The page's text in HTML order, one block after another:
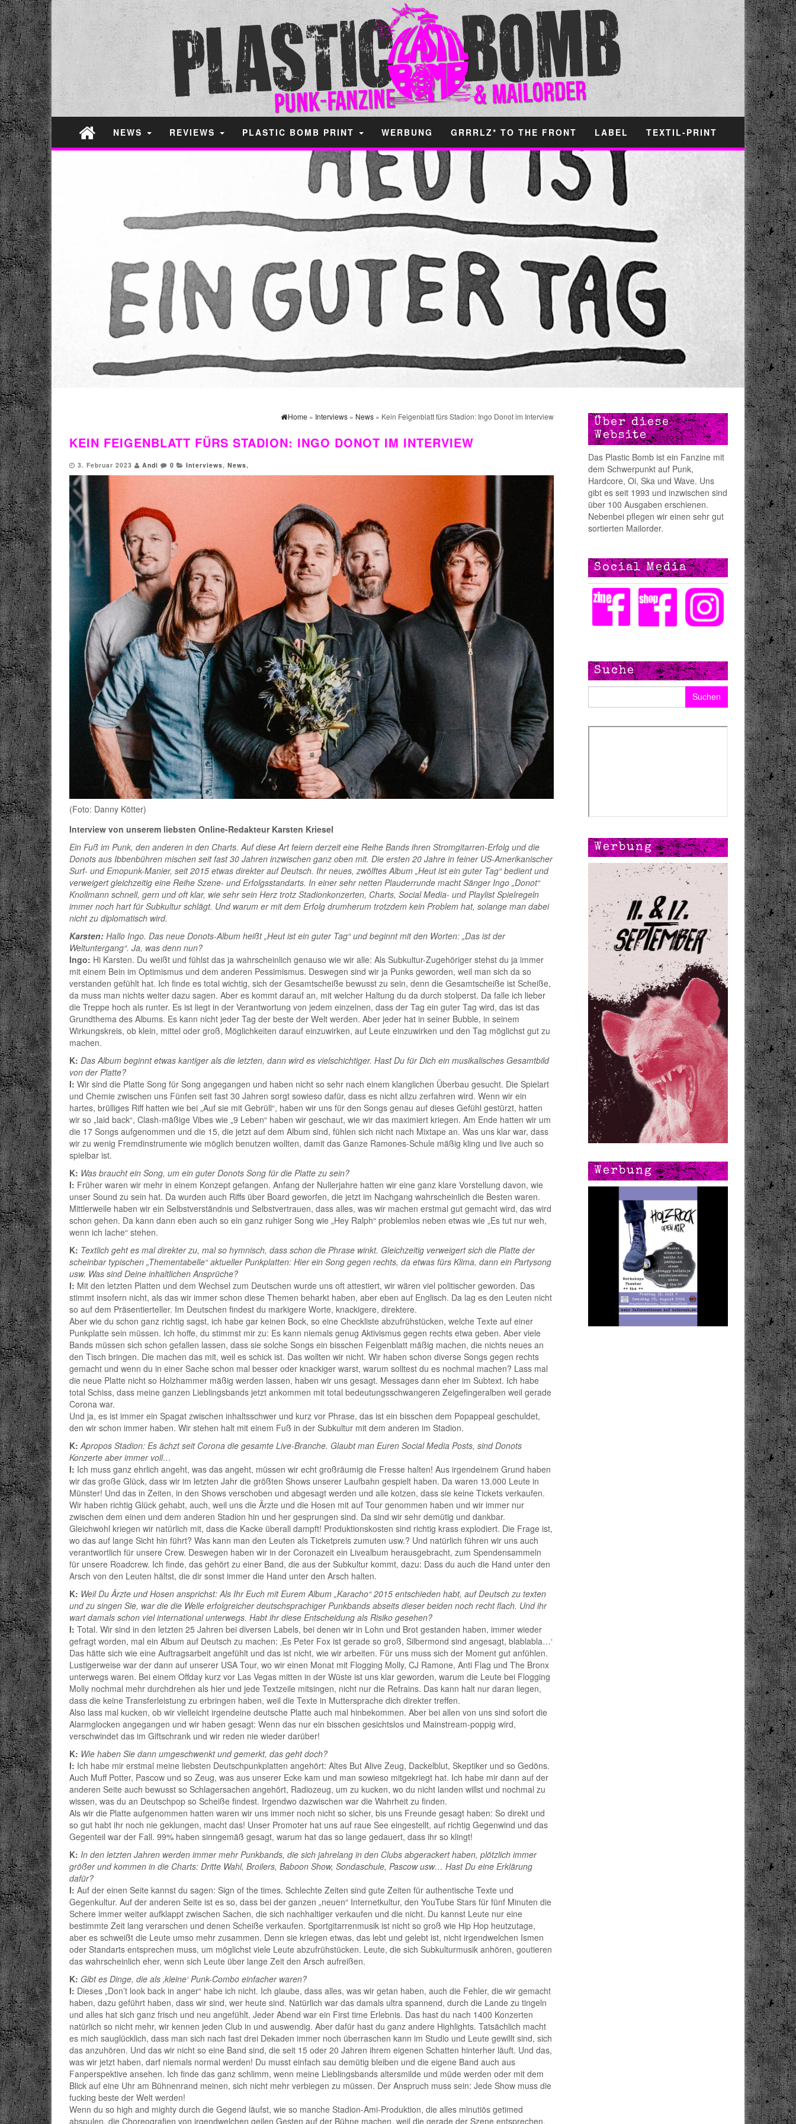
NEWS REVIEWS PLASTIC BOMB PRINT WERBUNG GRRRLZ* TO THE FRONT LABEL TEXTIL-PRINT
Home » Interviews» News» Kein Feigenblatt fürs Stadion: Ingo Donot im Interview
KEIN FEIGENBLATT FÜRS STADION: INGO DONOT IM INTERVIEW
3. Februar 2023 Andi 0 Interviews, News,
(Foto: Danny Kötter)
Interview von unserem liebsten Online-Redakteur Karsten Kriesel
Ein Fuß im Punk, den anderen in den Charts. Auf diese Art feiern derzeit eine Reihe Bands ihren Stromgitarren-Erfolg und die
Donots aus Ibbenbühren mischen seit fast 30 Jahren inzwischen ganz oben mit. Die ersten 20 Jahre in feiner US-Amerikanischer
Surf- und Emopunk-Manier, seit 2015 etwas direkter auf Deutsch. Ihr neues, zwölftes Album „Heut ist ein guter Tag“ bedient und
verweigert gleichzeitig eine Reihe Szene- und Erfolgsstandarts. In einer sehr netten Plauderrunde macht Sänger Ingo „Donot“
Knollmann schnell, gern und oft klar, wie sehr sein Herz trotz Stadionkonzerten, Charts, Social Media- und Playlist Spielregeln
immer noch hart für Subkultur schlägt. Und warum er mit dem Erfolg drumherum trotzdem kein Problem hat, solange man dabei
nicht zu diplomatisch wird.
Karsten: Hallo Ingo. Das neue Donots-Album heißt „Heut ist ein guter Tag“ und beginnt mit den Worten: „Das ist der
Weltuntergang“. Ja, was denn nun?
Ingo: Hi Karsten. Du weißt und fühlst das ja wahrscheinlich genauso wie wir alle: Als Subkultur-Zugehöriger stehst du ja immer
mit einem Bein im Optimismus und dem anderen Pessimismus. Deswegen sind wir ja Punks geworden, weil man sich da so
verstanden gefühlt hat. Ich finde es total wichtig, sich der Gesamtscheiße bewusst zu sein, denn die Gesamtscheiße ist Scheiße,
da muss man nichts weiter dazu sagen. Aber es kommt darauf an, mit welcher Haltung du da durch stolperst. Da falle ich lieber
die Treppe hoch als runter. Es ist liegt in der Verantwortung von jedem einzelnen, dass der Tag ein guter Tag wird, das ist das
Grundthema des Albums. Es kann nicht jeder Tag der beste der Welt werden. Aber jeder hat in seiner Bubble, in seinem
Wirkungskreis, ob klein, mittel oder groß, Möglichkeiten darauf einzuwirken, auf Leute einzuwirken und den Tag möglichst gut zu
machen.
K: Das Album beginnt etwas kantiger als die letzten, dann wird es vielschichtiger. Hast Du für Dich ein musikalisches Gesamtbild
von der Platte?
I: Wir sind die Platte Song für Song angegangen und haben nicht so sehr nach einem klanglichen Überbau gesucht. Die Spielart
und Chemie zwischen uns Fünfen seit fast 30 Jahren sorgt sowieso dafür, dass es nicht allzu zerfahren wird. Wenn wir ein
hartes, brülliges Riff hatten wie bei „Auf sie mit Gebrüll“, haben wir uns für den Songs genau auf dieses Gefühl gestürzt, hatten
wir so „laid back“, Clash-mäßige Vibes wie „9 Leben“ haben wir geschaut, wie wir das maximiert kriegen. Am Ende hatten wir um
die 17 Songs aufgenommen und die 15, die jetzt auf dem Album sind, fühlen sich nicht nach Mixtape an. Was uns klar war, dass
wir zu wenig Fremdinstrumente wie möglich benutzen wollten, damit das Ganze Ramones-Schule mäßig kling und live auch so
spielbar ist.
K: Was braucht ein Song, um ein guter Donots Song für die Platte zu sein?
I: Früher waren wir mehr in einem Konzept gefangen. Anfang der Nullerjahre hatten wir eine ganz klare Vorstellung davon, wie
unser Sound zu sein hat. Da wurden auch Riffs über Board geworfen, die jetzt im Nachgang wahrscheinlich die Besten waren.
Mittlerweile haben wir ein Selbstverständnis und Selbstvertrauen, dass alles, was wir machen erstmal gut gemacht wird, das wird
schon gehen. Da kann dann eben auch so ein ganz ruhiger Song wie „Hey Ralph“ problemlos neben etwas wie „Es tut nur weh,
wenn ich lache“ stehen.
K: Textlich geht es mal direkter zu, mal so hymnisch, dass schon die Phrase winkt. Gleichzeitig verweigert sich die Platte der
scheinbar typischen „Thementabelle“ aktueller Punkplatten: Hier ein Song gegen rechts, da etwas fürs Klima, dann ein Partysong
usw. Was sind Deine inhaltlichen Ansprüche?
I: Mit den letzten Platten und dem Wechsel zum Deutschen wurde uns oft attestiert, wir wären viel politischer geworden. Das
stimmt insofern nicht, als das wir immer schon diese Themen beharkt haben, aber eben auf Englisch. Da lag es den Leuten nicht
so auf dem Präsentierteller. Im Deutschen findest du markigere Worte, knackigere, direktere.
Aber wie du schon ganz richtig sagst, ich habe gar keinen Bock, so eine Checkliste abzufrühstücken, welche Texte auf einer
Punkplatte sein müssen. Ich hoffe, du stimmst mir zu: Es kann niemals genug Aktivismus gegen rechts etwa geben. Aber viele
Bands müssen sich schon gefallen lassen, dass sie solche Songs ein bisschen Feigenblatt mäßig machen, die nichts neues an
den Tisch bringen. Die machen das mit, weil es schick ist. Das wollten wir nicht. Wir haben schon diverse Songs gegen rechts
gemacht und wenn du in einer Sache schon mal besser oder knackiger warst, warum solltest du es nochmal machen? Lass mal
die neue Platte nicht so Holzhammer mäßig werden lassen, haben wir uns gesagt. Messages dann eher im Subtext. Ich habe
total Schiss, dass meine ganzen Lieblingsbands jetzt ankommen mit total bedeutungsschwangeren Zeigefingeralben weil gerade
Corona war.
Und ja, es ist immer ein Spagat zwischen inhaltsschwer und kurz vor Phrase, das ist ein bisschen dem Popappeal geschuldet,
den wir schon immer haben. Wir stehen halt mit einem Fuß in der Subkultur mit dem anderen im Stadion.
K:Apropos Stadion: Es ächzt seit Corona die gesamte Live-Branche. Glaubt man Euren Social Media Posts, sind Donots
Konzerte aber immer voll…
I: Ich muss ganz ehrlich angeht, was das angeht, müssen wir echt großräumig die Fresse halten! Aus irgendeinem Grund haben
wir das große Glück, dass wir im letzten Jahr die größten Shows unserer Laufbahn gespielt haben. Da waren 13.000 Leute in
Münster! Und das in Zeiten, in den Shows verschoben und abgesagt werden und alle kotzen, dass sie keine Tickets verkaufen.
Wir haben richtig Glück gehabt, auch, weil uns die Ärzte und die Hosen mit auf Tour genommen haben und wir immer nur
zwischen dem einen und dem anderen Stadion hin und her gesprungen sind. Da sind wir sehr demütig und dankbar.
Gleichwohl kriegen wir natürlich mit, dass die Kacke überall dampft! Produktionskosten sind richtig krass explodiert. Die Frage ist,
wo das auf lange Sicht hin führt? Was kann man den Leuten als Ticketpreis zumuten usw.? Und natürlich führen wir uns auch
verantwortlich für unsere Crew. Deswegen haben wir in der Coronazeit ein Livealbum herausgebracht, zum Spendensammeln
für unsere Roadcrew. Ich finde, das gehört zu einer Band, die aus der Subkultur kommt, dazu: Dass du auch die Hand unter den
Arsch von den Leuten hältst, die dir sonst immer die Hand unter den Arsch halten.
K: Weil Du Ärzte und Hosen ansprichst: Als Ihr Euch mit Eurem Album „Karacho“ 2015 entschieden habt, auf Deutsch zu texten
und zu singen Sie, war die die Welle erfolgreicher deutschsprachiger Punkbands abseits dieser beiden noch recht flach. Und ihr
wart damals schon viel international unterwegs. Habt ihr diese Entscheidung als Risiko gesehen?
I: Total. Wir sind in den letzten 25 Jahren bei diversen Labels, bei denen wir in Lohn und Brot gestanden haben, immer wieder
gefragt worden, mal ein Album auf Deutsch zu machen: ‚Es Peter Fox ist gerade so groß, Silbermond sind angesagt, blablabla…‘
Das hätte sich wie eine Auftragsarbeit angefühlt und das ist nicht, wie wir arbeiten. Für uns muss sich der Moment gut anfühlen.
Lustigerweise war der dann auf unserer USA Tour, wo wir einen Monat mit Flogging Molly, CJ Ramone, Anti Flag und The Bronx
unterwegs waren. Bei einem Offday kurz vor Las Vegas mitten in der Wüste ist uns klar geworden, warum die Leute bei Flogging
Molly nochmal mehr durchdrehen als hier und jede Textzeile mitsingen, nicht nur die Refrains. Das kann halt nur daran liegen,
dass die keine Transferleistung zu erbringen haben, weil die Texte in Muttersprache dich direkter treffen.
Also lass mal kucken, ob wir vielleicht irgendeine deutsche Platte auch mal hinbekommen. Aber bei allen von uns sind sofort die
Alarmglocken angegangen und wir haben gesagt: Wenn das nur ein bisschen gesichtslos und Mainstream-poppig wird,
verschwindet das im Giftschrank und wir reden nie wieder darüber!
K: Wie haben Sie dann umgeschwenkt und gemerkt, das geht doch?
I: Ich habe mir erstmal meine liebsten Deutschpunkplatten angehört: Altes But Alive Zeug, Dackelblut, Skeptiker und so Gedöns.
Auch Muff Potter, Pascow und so Zeug, was aus unserer Ecke kam und man sowieso mitgekriegt hat. Ich habe mir dann auf der
anderen Seite auch bewusst so Schlagersachen angehört, Radiozeug, um zu kucken, wo du nicht landen willst und nochmal zu
wissen, was du an Deutschpop so Scheiße findest. Irgendwo dazwischen war die Wahrheit zu finden.
Als wir die Platte aufgenommen hatten waren wir uns immer noch nicht so sicher, bis uns Freunde gesagt haben: So direkt und
so gut habt ihr noch nie geklungen, macht das! Unser Promoter hat uns auf raue See eingestellt, auf richtig Gegenwind und das
Gegenteil war der Fall. 99% haben sinngemäß gesagt, warum hat das so lange gedauert, dass ihr so klingt!
K: In den letzten Jahren werden immer mehr Punkbands, die sich jahrelang in den Clubs abgerackert haben, plötzlich immer
größer und kommen in die Charts: Dritte Wahl, Broilers, Baboon Show, Sondaschule, Pascow usw… Hast Du eine Erklärung
dafür?
I: Auf der einen Seite kannst du sagen: Sign of the times. Schlechte Zeiten sind gute Zeiten für authentische Texte und
Gegenkultur. Auf der anderen Seite ist es so, dass bei der ganzen „neuen“ Internetkultur, den YouTube Stars für fünf Minuten die
Schere immer weiter aufklappt zwischen Sachen, die sich nachhaltiger verkaufen und die nicht. Du kannst Leute nur eine
bestimmte Zeit lang verarschen und denen Scheiße verkaufen. Sportgitarrenmusik ist nicht so groß wie Hip Hop heutzutage,
aber es schweißt die Leute umso mehr zusammen. Denn sie kriegen etwas, das lebt und gelebt ist, nicht irgendwelchen Ismen
oder Standarts entsprechen muss, um möglichst viele Leute abzufrühstücken. Leute, die sich Subkulturmusik anhören, goutieren
das wahrscheinlich eher, wenn sich Leute über lange Zeit den Arsch aufreißen.
K: Gibt es Dinge, die als ‚kleine‘ Punk-Combo einfacher waren?
I: Dieses „Don’t look back in anger“ habe ich nicht. Ich glaube, dass alles, was wir getan haben, auch die Fehler, die wir gemacht
haben, dazu geführt haben, dass wir sind, wer heute sind. Natürlich war das damals ultra spannend, durch die Lande zu tingeln
und alles hat sich ganz frisch und neu angefühlt. Jeder Abend war ein First time Erlebnis. Das hast du nach 1400 Konzerten
natürlich so nicht mehr, wir kennen jeden Club in und auswendig. Aber dafür hast du ganz andere Highlights. Tatsächlich macht
es mich sauglücklich, dass man sich nach fast drei Dekaden immer noch überraschen kann im Studio und Leute gewillt sind, sich
das anzuhören. Und das wir nicht so eine Band sind, die seit 15 oder 20 Jahren ihrem eigenen Schatten hinterher läuft. Und das,
was wir jetzt haben, darf niemals normal werden! Du musst einfach sau demütig bleiben und die eigene Band auch aus
Fanperspektive ansehen. Ich finde das ganz schlimm, wenn meine Lieblingsbands altersmilde und müde werden oder mit dem
Blick auf eine Uhr am Bühnenrand meinen, sich nicht mehr verbiegen zu müssen. Der Anspruch muss sein: Jede Show muss die
fucking beste der Welt werden!
Wenn du so high and mighty durch die Gegend läufst, wie so manche Stadion-Ami-Produktion, die alles minutiös getimed
abspulen, die Choreografien von irgendwelchen geilen Gesten auf der Bühne machen, weil die gerade der Szene entsprechen.
Über diese
Website
Das Plastic Bomb ist ein Fanzine mit
dem Schwerpunkt auf Punk,
Hardcore, Oi, Ska und Wave. Uns
gibt es seit 1993 und inzwischen sind
über 100 Ausgaben erschienen.
Nebenbei pflegen wir einen sehr gut
sortierten Mailorder.
Social Media
Suche
Werbung
Werbung